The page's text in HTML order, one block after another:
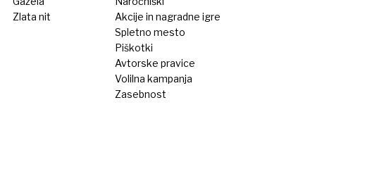
Zlata nit
Akcije in nagradne igre
Spletno mesto
Piškotki
Avtorske pravice
Volilna kampanja
Zasebnost